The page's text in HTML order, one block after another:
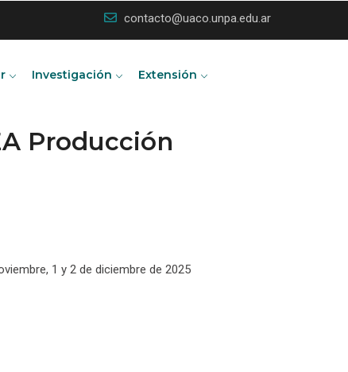
contacto@uaco.unpa.edu.ar
Investigación Extensión
Producción
1 y 2 de diciembre de 2025